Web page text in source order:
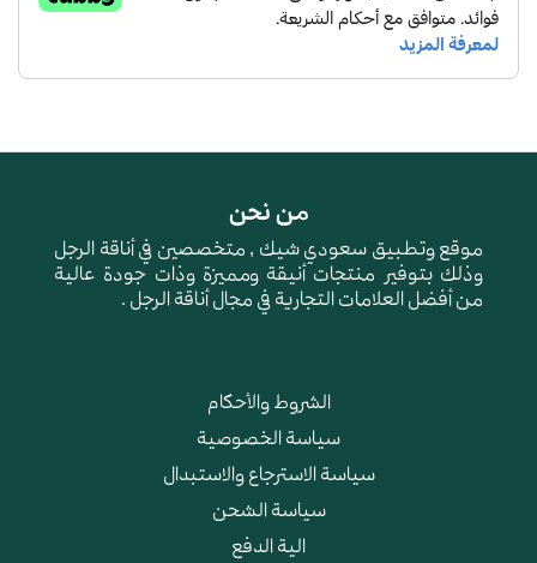
من نحن
موقع وتطبيق سعودي شيك , متخصصين في أناقة الرجل
وذلك بتوفير منتجات أنيقة ومميزة وذات جودة عالية
من أفضل العلامات التجارية في مجال أناقة الرجل .
الشروط والأحكام
سياسة الخصوصية
سياسة الاسترجاع والاستبدال
سياسة الشحن
الية الدفع